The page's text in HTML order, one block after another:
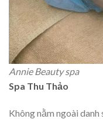
Annie Beauty spa
Spa Thu Thảo
Không nằm ngoài danh